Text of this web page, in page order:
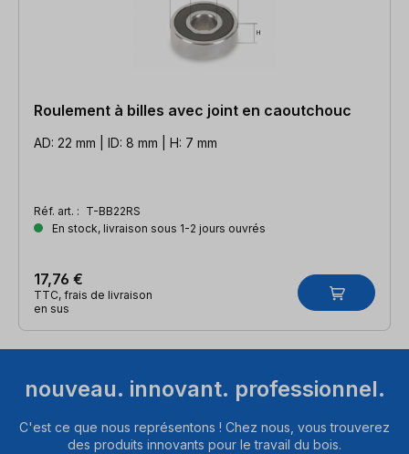
Roulement à billes avec joint en caoutchouc
AD: 22 mm | ID: 8 mm | H: 7 mm
Réf. art. : T-BB22RS
En stock, livraison sous 1-2 jours ouvrés
17,76 €
TTC, frais de livraison
en sus
nouveau. innovant. professionnel.
C'est ce que nous représentons ! Chez nous, vous trouverez
des produits innovants pour le travail du bois.